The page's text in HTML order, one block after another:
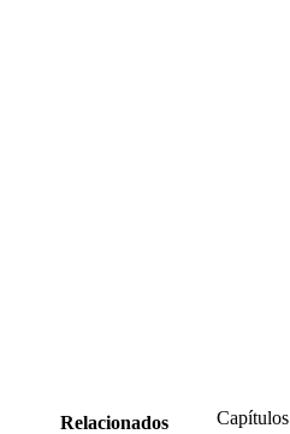
Relacionados Capítulos